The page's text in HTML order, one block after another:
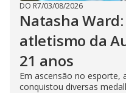
DO R7/03/08/2026
Natasha
atletismo da
21 anos
Em ascensão no esporte,
conquistou diversas